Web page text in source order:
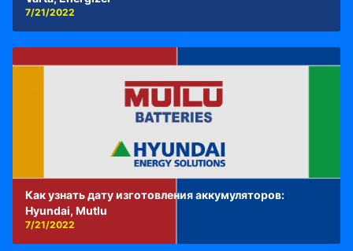
7/21/2022
Как узнать дату изготовления аккумуляторов:
Hyundai, Mutlu
7/21/2022